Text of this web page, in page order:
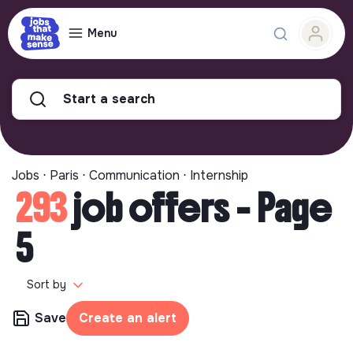
Menu
Start a search
Jobs ⋅ Paris ⋅ Communication ⋅ Internship
293job offers - Page
5
Sort by
Save Create an alert